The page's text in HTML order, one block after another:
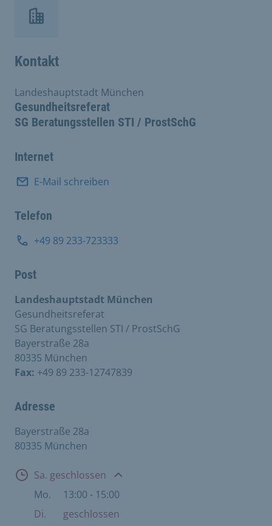
Kontakt
Gesundheitsreferat
SG Beratungsstellen STI / ProstSchG
Landeshauptstadt München
Internet
E-Mail schreiben
Telefon
+49 89 233-723333
Post
Landeshauptstadt München
Gesundheitsreferat
SG Beratungsstellen STI / ProstSchG
Bayerstraße 28a
80335 München
Fax: +49 89 233-12747839
Adresse
Bayerstraße 28a
80335 München
Öffnungszeiten
Sa. geschlossen
Mo.
13:00 - 15:00
Di.
geschlossen